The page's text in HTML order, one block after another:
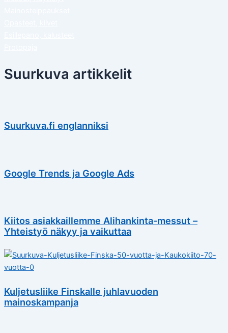
Suurkuva artikkelit
Suurkuva.fi englanniksi
Google Trends ja Google Ads
Kiitos asiakkaillemme Alihankinta-messut –
Yhteistyö näkyy ja vaikuttaa
Kuljetusliike Finskalle juhlavuoden
mainoskampanja